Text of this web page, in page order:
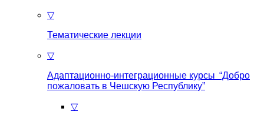
▽
Тематические лекции
▽
Адаптационно-интеграционные курсы “Добро
пожаловать в Чешскую Республику”
▽